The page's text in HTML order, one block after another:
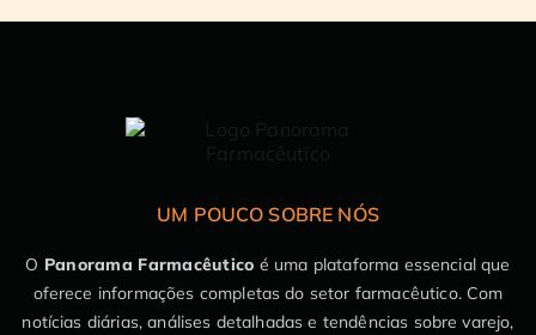
UM POUCO SOBRE NÓS
O Panorama Farmacêutico é uma plataforma essencial que
oferece informações completas do setor farmacêutico. Com
notícias diárias, análises detalhadas e tendências sobre varejo,